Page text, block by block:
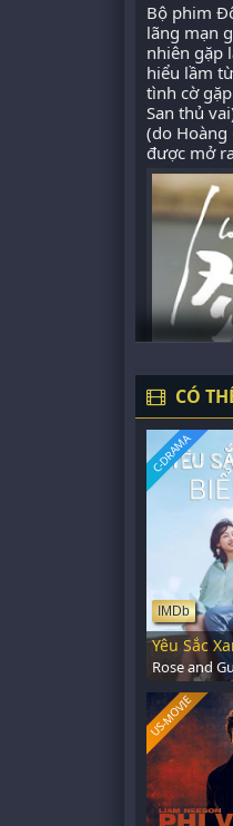
Bộ phim
lãng mạn
nhiên gặp
hiểu lầm
tình cờ
San thủ
(do Hoàng
được mở
CÓ
IMDb
C-DRAMA
Yêu Sắc
Rose and
US-MOVIE